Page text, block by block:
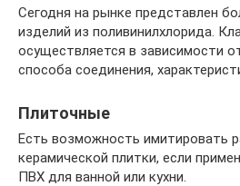
Сегодня на рынке представлен
изделий из поливинилхлорида.
осуществляется в зависимости
способа соединения,
Плиточные
Есть возможность имитировать
керамической плитки, если
ПВХ для ванной или кухни.